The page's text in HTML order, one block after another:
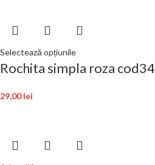
Selectează opțiunile
Rochita simpla roza cod34
29,00lei